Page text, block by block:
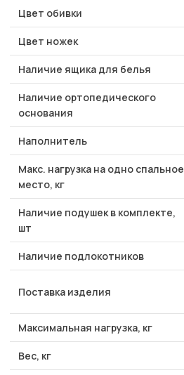
Цвет обивки
Цвет ножек
Наличие ящика для белья
Наличие ортопедического
основания
Наполнитель
Макс. нагрузка на одно спальное
место, кг
Наличие подушек в комплекте,
шт
Наличие подлокотников
Поставка изделия
Максимальная нагрузка, кг
Вес, кг